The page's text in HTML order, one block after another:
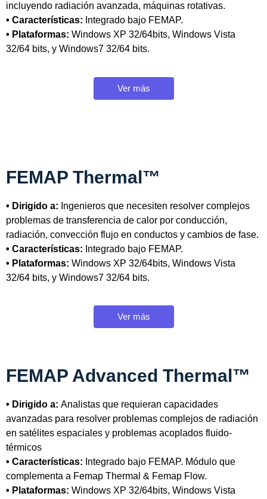
incluyendo radiación avanzada, máquinas rotativas.
• Características: Integrado bajo FEMAP.
• Plataformas: Windows XP 32/64bits, Windows Vista
32/64 bits, y Windows7 32/64 bits.
Ver más
FEMAP Thermal™
• Dirigido a: Ingenieros que necesiten resolver complejos
problemas de transferencia de calor por conducción,
radiación, convección flujo en conductos y cambios de fase.
• Características: Integrado bajo FEMAP.
• Plataformas: Windows XP 32/64bits, Windows Vista
32/64 bits, y Windows7 32/64 bits.
Ver más
FEMAP Advanced Thermal™
• Dirigido a: Analistas que requieran capacidades
avanzadas para resolver problemas complejos de radiación
en satélites espaciales y problemas acoplados fluido-
térmicos
• Características: Integrado bajo FEMAP. Módulo que
complementa a Femap Thermal & Femap Flow.
• Plataformas: Windows XP 32/64bits, Windows Vista